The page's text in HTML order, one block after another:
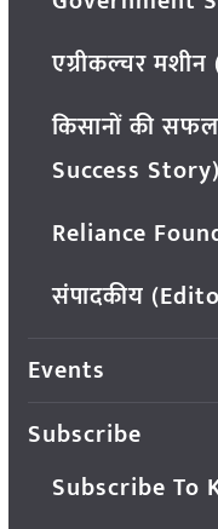
एग्रीकल्चर
किसानों की
Success Story)
Reliance
संपादकीय
Events
Subscribe
Subscribe To